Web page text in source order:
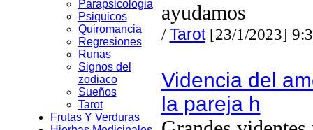
Parapsicologia
Psiquicos
Quiromancia
Regresiones
Runas
Signos del
zodiaco
Sueños
Tarot
Frutas Y Verduras
ayudamos
/Tarot[23/1/2023]
Videncia del
la pareja h